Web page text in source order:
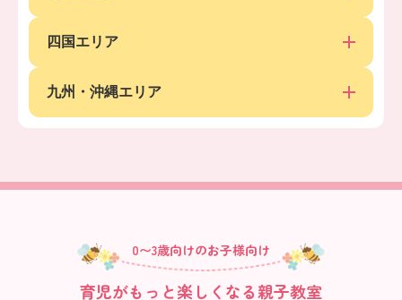
四国エリア
九州・沖縄エリア
0〜3歳向けのお子様向け
育児がもっと楽しくなる親子教室